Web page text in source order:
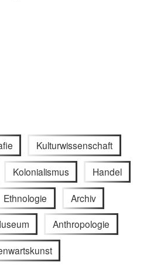
Kulturwissenschaft
Kolonialismus Handel
Ethnologie Archiv
Anthropologie